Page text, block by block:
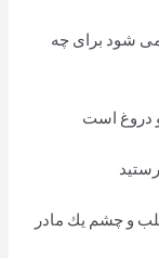
می شود برای چه
دروغ است
و چشم يك مادر